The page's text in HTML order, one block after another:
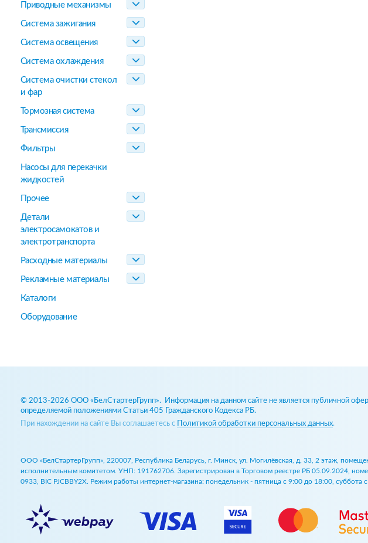
Приводные механизмы
Система зажигания
Система освещения
Система охлаждения
Система очистки стекол
и фар
Тормозная система
Трансмиссия
Фильтры
Насосы для перекачки
жидкостей
Прочее
Детали
электросамокатов и
электротранспорта
Расходные материалы
Рекламные материалы
Каталоги
Оборудование
© 2013-2026 ООО «БелСтартерГрупп». Информация на данном сайте не является публичной
определяемой положениями Статьи 405 Гражданского Кодекса РБ.
При нахождении на сайте Вы соглашаетесь с
Политикой обработки персональных данных.
ООО «БелСтартерГрупп», 220007, Республика Беларусь, г. Минск, ул. Могилёвская, д. 33, 2 этаж,
исполнительным комитетом. УНП: 191762706. Зарегистрирован в Торговом реестре РБ 05.09.2024,
0933, BIC PJCBBY2X. Режим работы интернет-магазина: понедельник - пятница с 9:00 до 18:00,